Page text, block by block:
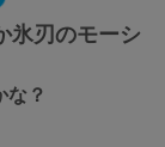
氷刃のモーシ
な？